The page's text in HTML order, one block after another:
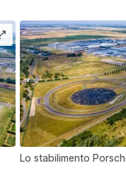
Lo stabilimento